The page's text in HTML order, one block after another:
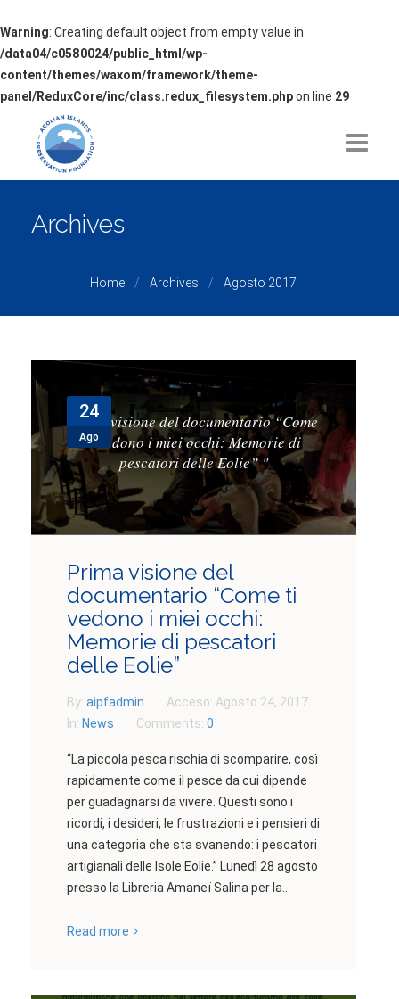
Warning: Creating default object from empty value in
/data04/c0580024/public_html/wp-
content/themes/waxom/framework/theme-
panel/ReduxCore/inc/class.redux_filesystem.phpon line 29
PARTNERSHIPS
CONTATTI
PARTECIPA
Archives
Home Archives Agosto 2017
24
Ago
Prima visione del documentario “Come
ti vedono i miei occhi: Memorie di
pescatori delle Eolie”"
Prima visione del
documentario “Come ti
vedono i miei occhi:
Memorie di pescatori
delle Eolie”
By: aipfadmin Acceso: Agosto 24, 2017
In: News Comments: 0
“La piccola pesca rischia di scomparire, così
rapidamente come il pesce da cui dipende
per guadagnarsi da vivere. Questi sono i
ricordi, i desideri, le frustrazioni e i pensieri di
una categoria che sta svanendo: i pescatori
artigianali delle Isole Eolie.” Lunedì 28 agosto
presso la Libreria Amaneï Salina per la...
Read more